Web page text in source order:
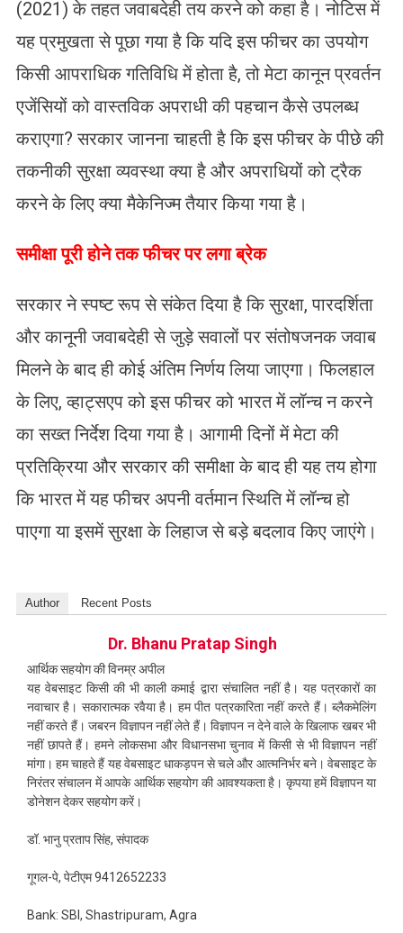
(2021) के तहत जवाबदेही तय करने को कहा है। नोटिस में
यह प्रमुखता से पूछा गया है कि यदि इस फीचर का उपयोग
किसी आपराधिक गतिविधि में होता है, तो मेटा कानून प्रवर्तन
एजेंसियों को वास्तविक अपराधी की पहचान कैसे उपलब्ध
कराएगा? सरकार जानना चाहती है कि इस फीचर के पीछे की
तकनीकी सुरक्षा व्यवस्था क्या है और अपराधियों को ट्रैक
करने के लिए क्या मैकेनिज्म तैयार किया गया है।
समीक्षा पूरी होने तक फीचर पर लगा ब्रेक
सरकार ने स्पष्ट रूप से संकेत दिया है कि सुरक्षा, पारदर्शिता
और कानूनी जवाबदेही से जुड़े सवालों पर संतोषजनक जवाब
मिलने के बाद ही कोई अंतिम निर्णय लिया जाएगा। फिलहाल
के लिए, व्हाट्सएप को इस फीचर को भारत में लॉन्च न करने
का सख्त निर्देश दिया गया है। आगामी दिनों में मेटा की
प्रतिक्रिया और सरकार की समीक्षा के बाद ही यह तय होगा
कि भारत में यह फीचर अपनी वर्तमान स्थिति में लॉन्च हो
पाएगा या इसमें सुरक्षा के लिहाज से बड़े बदलाव किए जाएंगे।
Author Recent Posts
Dr. Bhanu Pratap Singh
आर्थिक सहयोग की विनम्र अपील
यह वेबसाइट किसी की भी काली कमाई द्वारा संचालित नहीं है। यह पत्रकारों का
नवाचार है। सकारात्मक रवैया है। हम पीत पत्रकारिता नहीं करते हैं। ब्लैकमेलिंग
नहीं करते हैं। जबरन विज्ञापन नहीं लेते हैं। विज्ञापन न देने वाले के खिलाफ खबर भी
नहीं छापते हैं। हमने लोकसभा और विधानसभा चुनाव में किसी से भी विज्ञापन नहीं
मांगा। हम चाहते हैं यह वेबसाइट धाकड़पन से चले और आत्मनिर्भर बने। वेबसाइट के
निरंतर संचालन में आपके आर्थिक सहयोग की आवश्यकता है। कृपया हमें विज्ञापन या
डोनेशन देकर सहयोग करें।
डॉ. भानु प्रताप सिंह, संपादक
गूगल-पे, पेटीएम 9412652233
Bank: SBI, Shastripuram, Agra